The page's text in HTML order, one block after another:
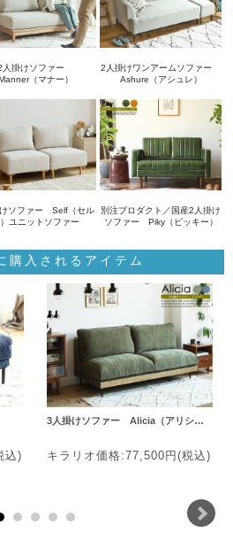
人掛けソファー
Manner（マナー）
2人掛けワンアームソファー
Ashure（アシュレ）
ソファー Self（セル
ユニットソファー
別注プロダクト／国産2人掛け
ソファー Piky（ピッキー）
購入されるアイテム
込)
3人掛けソファー Alicia（アリシ…
キラリオ価格:77,500円(税込)